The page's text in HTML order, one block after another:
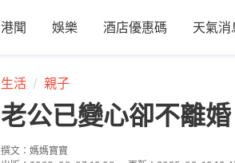
港聞 娛樂 酒店優惠碼 天氣消
生活 親子
老公已變心卻不離
撰文： 媽媽寶寶